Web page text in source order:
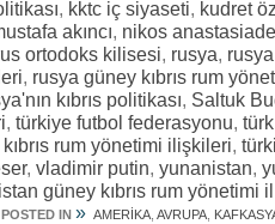
, kktc iç siyaseti, kudret
akıncı, nikos
ortodoks kilisesi, rusya,
, rusya güney kıbrıs rum
kıbrıs politikası, Saltuk
, türkiye futbol federasyonu,
rum yönetimi ilişkileri,
, vladimir putin, yunanistan,
güney kıbrıs rum yönetimi
POSTED IN » AMERİKA AVRUPA